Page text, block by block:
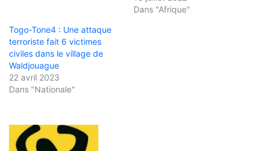
Dans "Afrique"
Togo-Tone4 : Une attaque
terroriste fait 6 victimes
civiles dans le village de
Waldjouague
22 avril 2023
Dans "Nationale"